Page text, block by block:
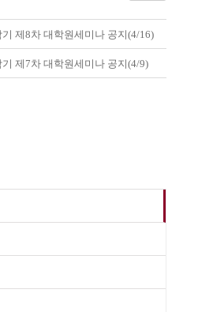
제8차 대학원세미나 공지(4/16)
제7차 대학원세미나 공지(4/9)